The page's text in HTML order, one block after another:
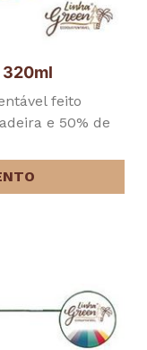
320ml
feito
e 50% de